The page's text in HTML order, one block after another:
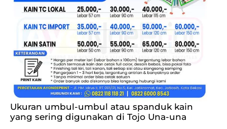
Ukuran umbul-umbul atau spanduk kain
yang sering digunakan di Tojo Una-una